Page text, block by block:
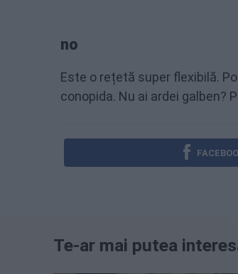
no
Este o rețetă super flexibilă.
conopida. Nu ai ardei galben?
Te-ar mai putea